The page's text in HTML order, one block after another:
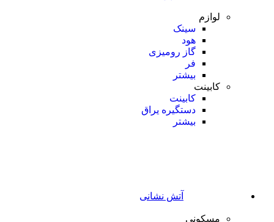
لوازم
سینک
هود
گاز رومیزی
فر
بیشتر
کابینت
کابینت
دستگیره یراق
بیشتر
آتش نشانی
مسکونی